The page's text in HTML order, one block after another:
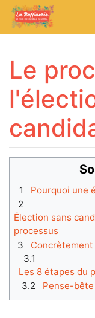
Le
navigation
1
Pourquoi une
2
Élection sans
processus
3
3.1
Les 8 étapes du
3.2
Pense-